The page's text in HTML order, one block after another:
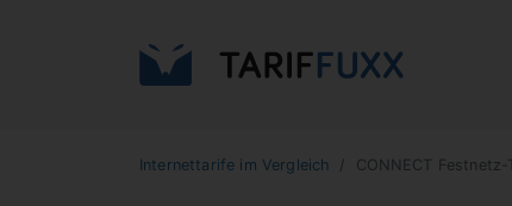
Internettarife im Vergleich CONNECT